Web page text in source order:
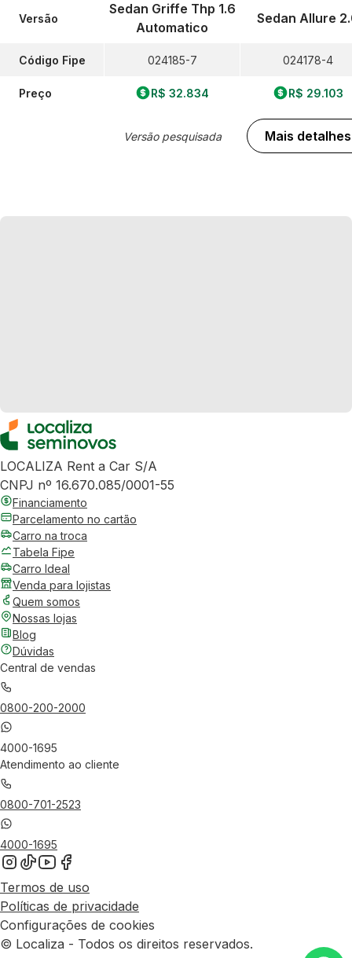
Versão
Código Fipe
Preço
Sedan Griffe Thp 1.6
Automatico
024185-7
R$ 32.834
Versão pesquisada
Sedan Allure
024178-4
R$ 29.103
Mais detalhes
LOCALIZA Rent a Car S/A
CNPJ nº 16.670.085/0001-55
Financiamento
Parcelamento no cartão
Carro na troca
Tabela Fipe
Carro Ideal
Venda para lojistas
Quem somos
Nossas lojas
Blog
Dúvidas
Central de vendas
0800-200-2000
4000-1695
Atendimento ao cliente
0800-701-2523
4000-1695
Termos de uso
Políticas de privacidade
Configurações de cookies
© Localiza - Todos os direitos reservados.